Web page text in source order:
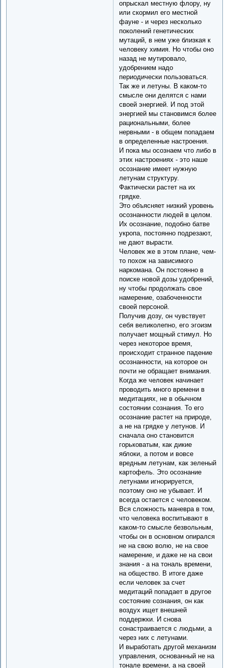
опрыскал местную флору, ну
или скормил его местной
фауне - и через несколько
поколений генетических
мутаций, в нем уже близкая к
человеку химия. Но чтобы оно
назад не мутировало,
удобрением надо
периодически пользоваться.
Так же и летуны. В каком-то
смысле они делятся с нами
своей энергией. И под этой
энергией мы становимся более
рациональными, более
нервными - в общем попадаем
в определенные настроения.
И пока мы осознаем что либо в
этих настроениях - это наше
осознание имеет нужную
летунам структуру.
Фактически растет на их
грядке.
Это объясняет низкий уровень
осознанности людей в целом.
Их осознание, подобно батве
укропа, постоянно подрезают,
не дают вырасти.
Человек же в этом плане, чем-
то похож на зависимого
наркомана. Он постоянно в
поиске новой дозы удобрений,
ну чтобы продолжать свое
намерение, озабоченности
своей персоной.
Получив дозу, он чувствует
себя великолепно, его эгоизм
получает мощный стимул. Но
через некоторое время,
происходит странное падение
осознанности, на которое он
почти не обращает внимания.
Когда же человек начинает
проводить много времени в
медитациях, не в обычном
состоянии сознания. То его
осознание растет на природе,
а не на грядке у летунов. И
сначала оно становится
горьковатым, как дикие
яблоки, а потом и вовсе
вредным летунам, как зеленый
картофель. Это осознание
летунами игнорируется,
поэтому оно не убывает. И
всегда остается с человеком.
Вся сложность маневра в том,
что человека воспитывают в
каком-то смысле безвольным,
чтобы он в основном опирался
не на свою волю, не на свое
намерение, и даже не на свои
знания - а на тональ времени,
на общество. В итоге даже
если человек за счет
медитаций попадает в другое
состояние сознания, он как
воздух ищет внешней
поддержки. И снова
сонастраивается с людьми, а
через них с летунами.
И выработать другой механизм
управления, основанный не на
тонале времени, а на своей